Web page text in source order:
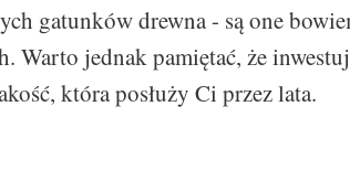
gatunków drewna - są one
Warto jednak pamiętać, że
która posłuży Ci przez lata.